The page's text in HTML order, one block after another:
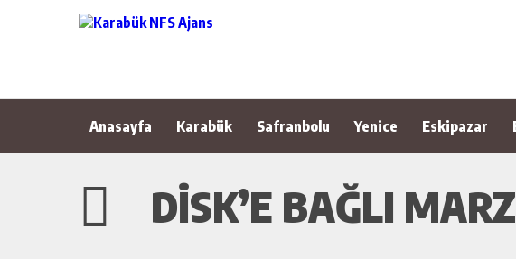
Anasayfa Karabük Safranbolu Yenice Eskipazar
DİSK’E BAĞLI